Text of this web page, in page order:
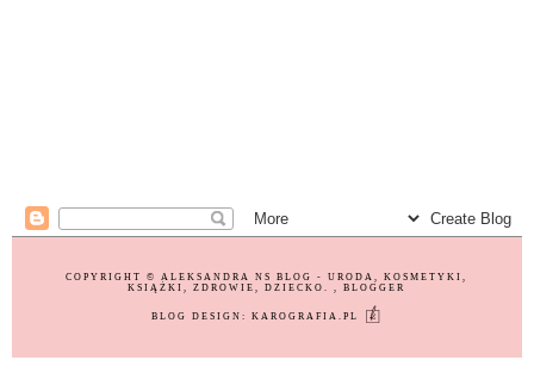
COPYRIGHT ©ALEKSANDRA NS BLOG - URODA, KOSMETYKI,
KSIĄŻKI, ZDROWIE, DZIECKO., BLOGGER
BLOG DESIGN:KAROGRAFIA.PL